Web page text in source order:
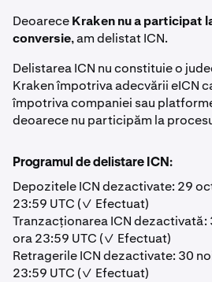
DeoareceKraken nu a participat
conversie, am delistat ICN.
Delistarea ICN nu constituie o
Kraken împotriva adecvării eICN
împotriva companiei sau
deoarece nu participăm la
Programul de delistare ICN:
Depozitele ICN dezactivate: 29
23:59 UTC (✓ Efectuat)
Tranzacționarea ICN
ora 23:59 UTC (✓ Efectuat)
Retragerile ICN dezactivate: 30
23:59 UTC (✓ Efectuat)